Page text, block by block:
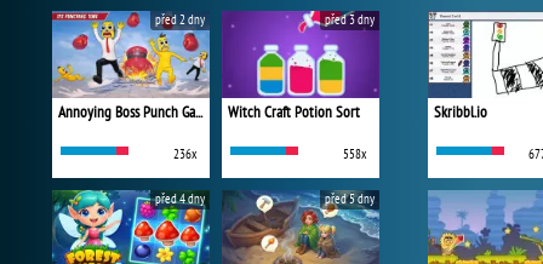
Annoying Boss Punch Game
236x
před 2 dny
Witch Craft Potion Sort
558x
před 3 dny
před 4 dny před 5 dny
Skribbl.io